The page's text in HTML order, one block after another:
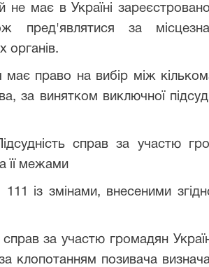
не має в Україні
пред'являтися за
органів.
право на вибір між
за винятком виключної
справ за участю
її межами
111 із змінами, внесеними
справ за участю громадян
клопотанням позивача